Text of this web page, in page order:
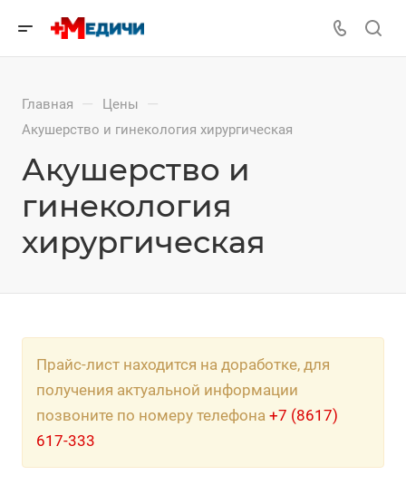
Главная — Цены —
Акушерство и гинекология хирургическая
Акушерство и
гинекология
хирургическая
Прайс-лист находится на доработке, для
получения актуальной информации
позвоните по номеру телефона +7 (8617)
617-333